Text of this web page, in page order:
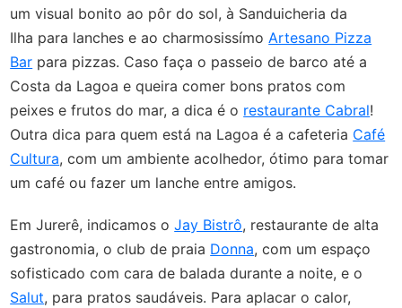
um visual bonito ao pôr do sol, à Sanduicheria da
Ilha para lanches e ao charmosissímoArtesano Pizza
Bar para pizzas. Caso faça o passeio de barco até a
Costa da Lagoa e queira comer bons pratos com
peixes e frutos do mar, a dica é o restaurante Cabral!
Outra dica para quem está na Lagoa é a cafeteria Café
Cultura, com um ambiente acolhedor, ótimo para tomar
um café ou fazer um lanche entre amigos.
Em Jurerê, indicamos oJay Bistrô, restaurante de alta
gastronomia, o club de praia Donna, com um espaço
sofisticado com cara de balada durante a noite, e o
Salut, para pratos saudáveis. Para aplacar o calor,